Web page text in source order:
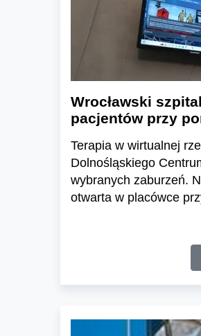
Wrocławski
pacjentów przy
Terapia w wirtualnej
Dolnośląskiego
wybranych zaburzeń.
otwarta w placówce